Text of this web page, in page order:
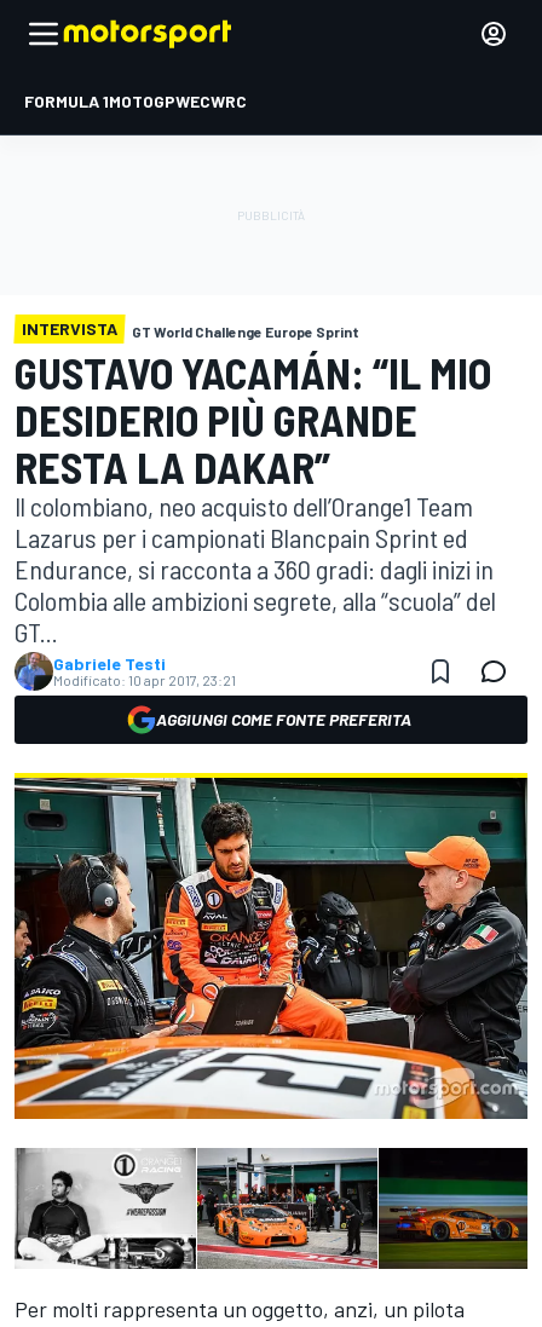
FORMULA 1MOTOGPWECWRC
INTERVISTA GT World Challenge Europe Sprint
GUSTAVO YACAMÁN: “IL MIO
DESIDERIO PIÙ GRANDE
RESTA LA DAKAR”
Il colombiano, neo acquisto dell’Orange1 Team
Lazarus per i campionati Blancpain Sprint ed
Endurance, si racconta a 360 gradi: dagli inizi in
Colombia alle ambizioni segrete, alla “scuola” del
GT...
Gabriele Testi
Modificato: 10 apr 2017, 23:21
AGGIUNGI COME FONTE PREFERITA
Per molti rappresenta un oggetto, anzi, un pilota